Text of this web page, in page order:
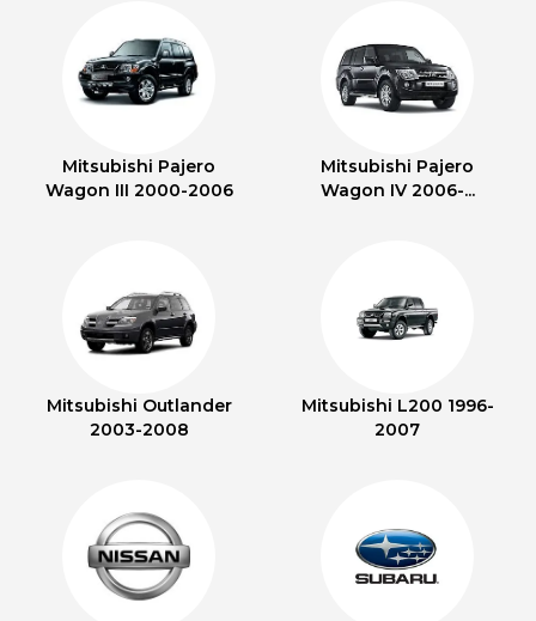
Mitsubishi Pajero
Wagon III 2000-2006
Mitsubishi Pajero
Wagon IV 2006-...
Mitsubishi Outlander
2003-2008
Mitsubishi L200 1996-
2007